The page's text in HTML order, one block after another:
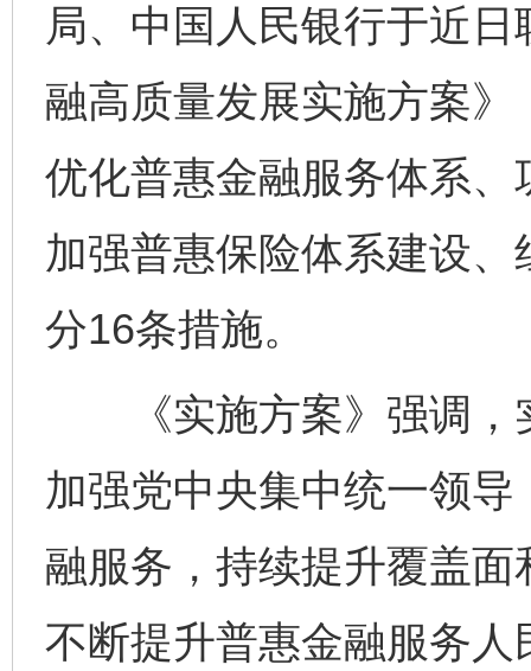
局、中国人民银行于近
融高质量发展实施方案
优化普惠金融服务体系
加强普惠保险体系建设
分16条措施。
《实施方案》强调，
加强党中央集中统一领
融服务，持续提升覆盖
不断提升普惠金融服务